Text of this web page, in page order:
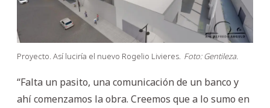
Proyecto. Así luciría el nuevo Rogelio Livieres. Foto: Gentileza.
“Falta un pasito, una comunicación de un banco y
ahí comenzamos la obra. Creemos que a lo sumo en